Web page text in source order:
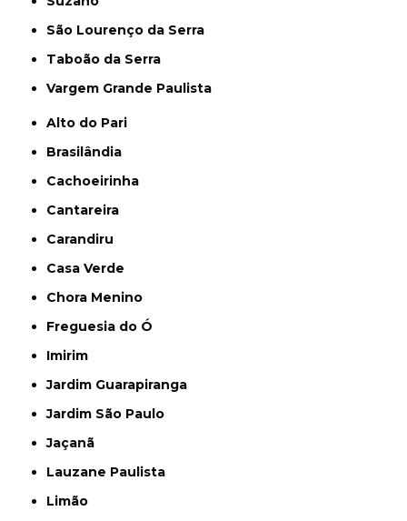
São Lourenço da Serra
Taboão da Serra
Vargem Grande Paulista
Alto do Pari
Brasilândia
Cachoeirinha
Cantareira
Carandiru
Casa Verde
Chora Menino
Freguesia do Ó
Imirim
Jardim Guarapiranga
Jardim São Paulo
Jaçanã
Lauzane Paulista
Limão